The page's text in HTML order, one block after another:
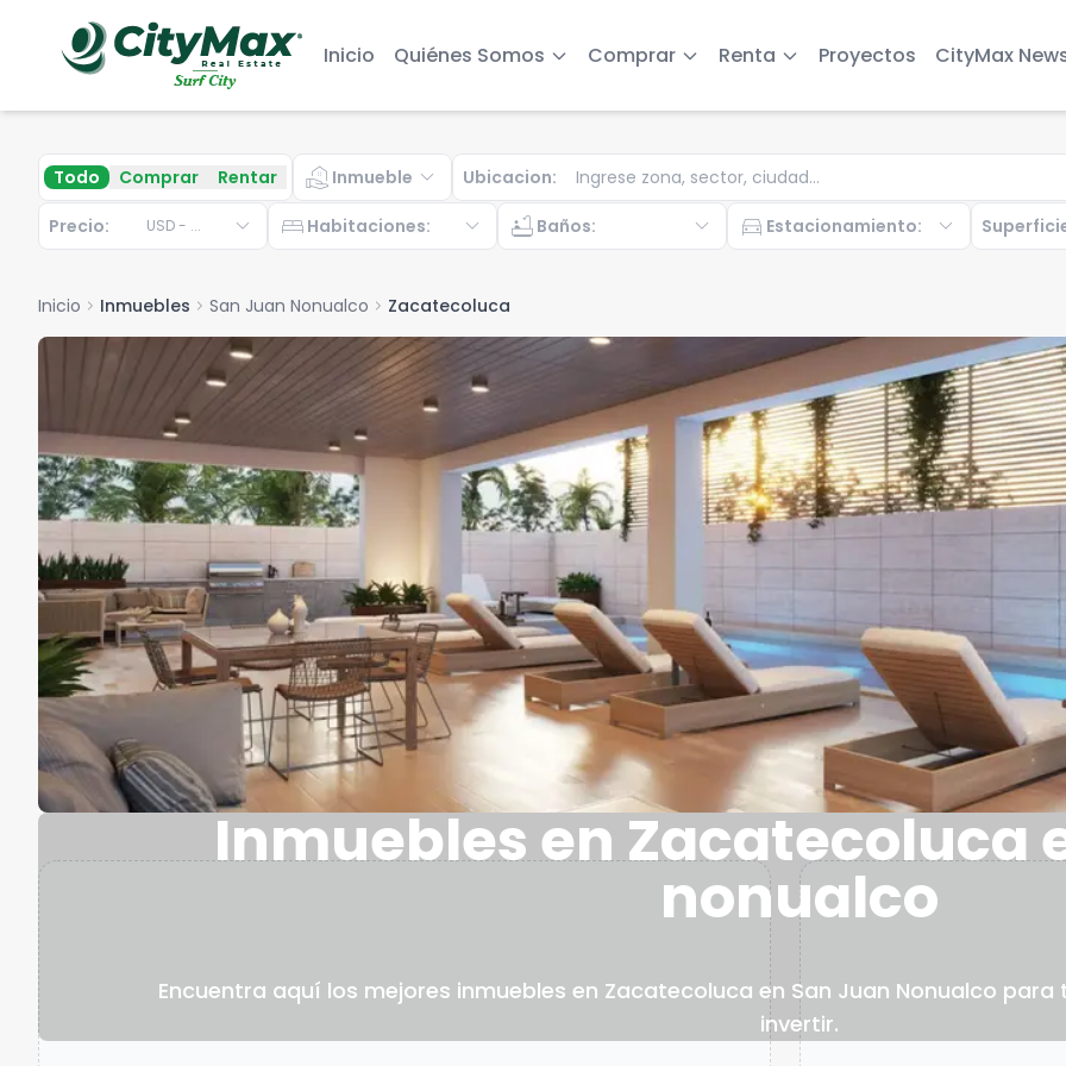
Inicio Quiénes Somos Comprar Renta Proyectos CityMax
Todo Comprar Rentar real_estate_agent Inmueble expand_more Ubicacion:
Precio: USD- ... expand_more bed Habitaciones: expand_more bathtub Baños: expand_more directions_car Estacionamiento: expand_more
Inicio chevron_right Inmuebles chevron_right San Juan Nonualco chevron_right Zacatecoluca
Inmuebles en Zacatecoluca
nonualco
Encuentra aquí los mejores inmuebles en Zacatecoluca en San Juan Nonualco
invertir.